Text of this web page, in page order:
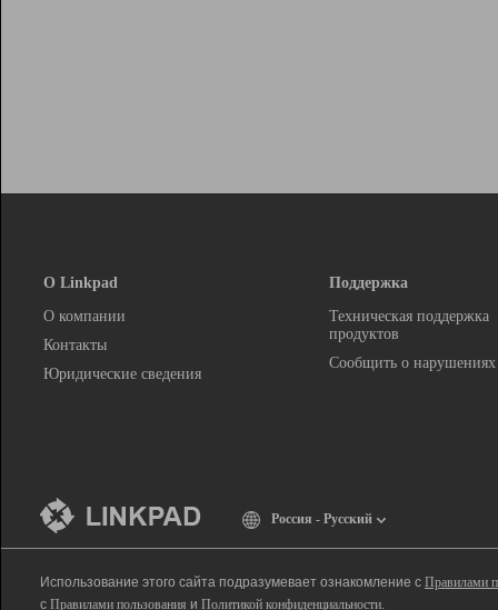
О Linkpad
О компании
Контакты
Юридические сведения
Поддержка
Техническая поддержка
продуктов
Сообщить о нарушениях
Россия - Русский
Использование этого сайта подразумевает ознакомление с Правилами
с Правилами пользования и Политикой конфиденциальности.